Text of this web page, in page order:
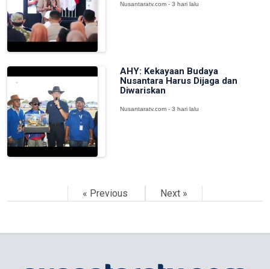
Nusantaratv.com - 3 hari lalu
AHY: Kekayaan Budaya
Nusantara Harus Dijaga dan
Diwariskan
Nusantaratv.com - 3 hari lalu
« Previous Next »